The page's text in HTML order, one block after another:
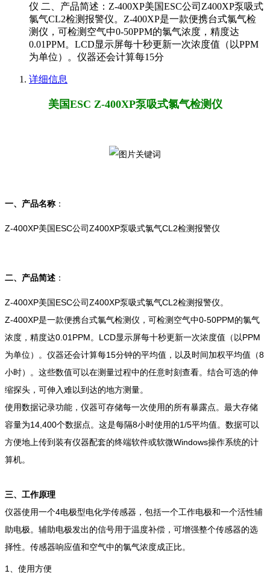
仪 二、产品简述：Z-400XP美国ESC公司Z400XP泵吸式
氯气CL2检测报警仪。Z-400XP是一款便携台式氯气检
测仪，可检测空气中0-50PPM的氯气浓度，精度达
0.01PPM。LCD显示屏每十秒更新一次浓度值（以PPM
为单位）。仪器还会计算每15分
详细信息
美国ESC Z-400XP泵吸式氯气检测仪
一、产品名称 ：
Z-400XP美国ESC公司Z400XP泵吸式氯气CL2检测报警仪
二、产品简述 ：
Z-400XP美国ESC公司Z400XP泵吸式氯气CL2检测报警仪。
Z-400XP是一款便携台式氯气检测仪，可检测空气中0-50PPM的氯气
浓度，精度达0.01PPM。LCD显示屏每十秒更新一次浓度值（以PPM
为单位）。仪器还会计算每15分钟的平均值，以及时间加权平均值（8
小时）。这些数值可以在测量过程中的任意时刻查看。结合可选的伸
缩探头，可伸入难以到达的地方测量。
使用数据记录功能，仪器可存储每一次使用的所有暴露点。最大存储
容量为14,400个数据点。这是每隔8小时使用的1/5平均值。数据可以
方便地上传到装有仪器配套的终端软件或软微Windows操作系统的计
算机。
三、工作原理
仪器使用一个4电极型电化学传感器，包括一个工作电极和一个活性辅
助电极。辅助电极发出的信号用于温度补偿，可增强整个传感器的选
择性。传感器响应值和空气中的氯气浓度成正比。
1、使用方便